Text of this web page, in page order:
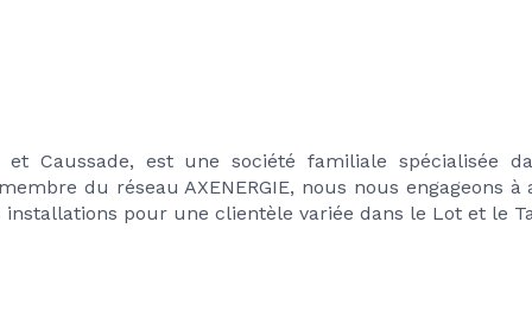
et Caussade, est une société familiale spécialisée
du réseau AXENERGIE, nous nous engageons
pour une clientèle variée dans le Lot et le